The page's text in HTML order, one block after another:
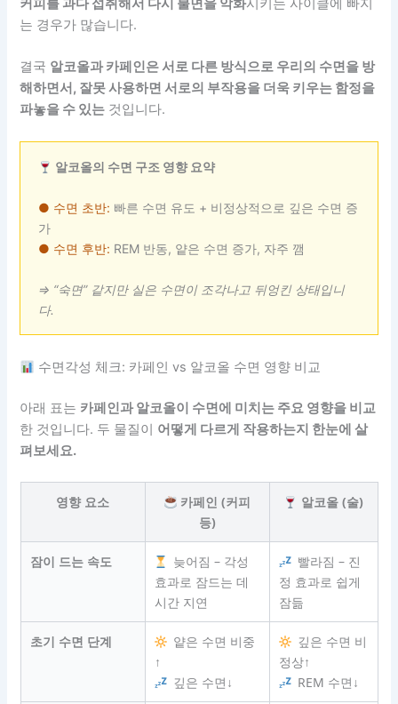
커피를 과다 섭취해서 다시 불면을 악화시키는 사이클에 빠지
는 경우가 많습니다.
결국 알코올과 카페인은 서로 다른 방식으로 우리의 수면을 방
해하면서, 잘못 사용하면 서로의 부작용을 더욱 키우는 함정을
파놓을 수 있는 것입니다.
알코올의 수면 구조 영향 요약
● 수면 초반: 빠른 수면 유도 + 비정상적으로 깊은 수면 증
가
● 수면 후반: REM 반동, 얕은 수면 증가, 자주 깸
⇒ “숙면” 같지만 실은 수면이 조각나고 뒤엉킨 상태입니
다.
수면각성 체크: 카페인 vs 알코올 수면 영향 비교
아래 표는 카페인과 알코올이 수면에 미치는 주요 영향을 비교
한 것입니다. 두 물질이 어떻게 다르게 작용하는지 한눈에 살
펴보세요.
영향 요소
카페인 (커피
등)
알코올 (술)
잠이 드는 속도
늦어짐 – 각성
효과로 잠드는 데
시간 지연
빨라짐 – 진
정 효과로 쉽게
잠듦
초기 수면 단계
얕은 수면 비중
↑
깊은 수면↓
깊은 수면 비
정상↑
REM 수면↓